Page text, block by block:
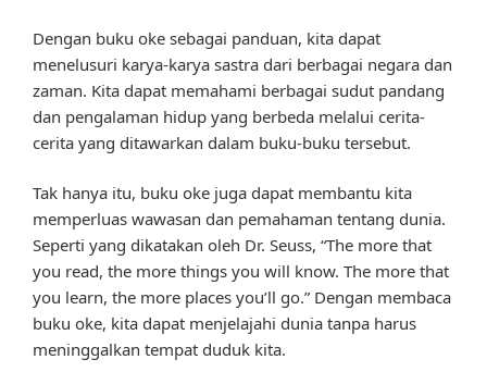
Dengan buku oke sebagai panduan, kita dapat
menelusuri karya-karya sastra dari berbagai negara dan
zaman. Kita dapat memahami berbagai sudut pandang
dan pengalaman hidup yang berbeda melalui cerita-
cerita yang ditawarkan dalam buku-buku tersebut.
Tak hanya itu, buku oke juga dapat membantu kita
memperluas wawasan dan pemahaman tentang dunia.
Seperti yang dikatakan oleh Dr. Seuss, “The more that
you read, the more things you will know. The more that
you learn, the more places you’ll go.” Dengan membaca
buku oke, kita dapat menjelajahi dunia tanpa harus
meninggalkan tempat duduk kita.